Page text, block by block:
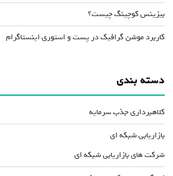
بیزینس کوچینگ چیست؟
کاربرد موشن گرافیک در پست و استوری اینستاگرام
دسته بندی
کلاهبرداری جذب سرمایه
بازاریابی شبکه ای
شرکت های بازاریابی شبکه ای